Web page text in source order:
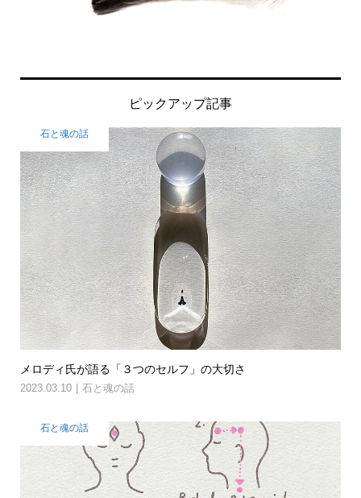
ピックアップ記事
石と魂の話
メロディ氏が語る「３つのセルフ」の大切さ
2023.03.10 石と魂の話
石と魂の話